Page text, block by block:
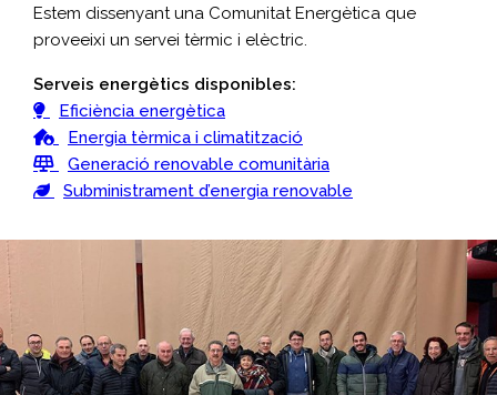
Estem dissenyant una Comunitat Energètica que
proveeixi un servei tèrmic i elèctric.
Serveis energètics disponibles:
Eficiència energètica
Energia tèrmica i climatització
Generació renovable comunitària
Subministrament d’energia renovable